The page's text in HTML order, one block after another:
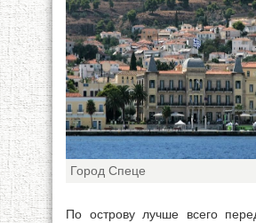
Город Спеце
По острову лучше всего